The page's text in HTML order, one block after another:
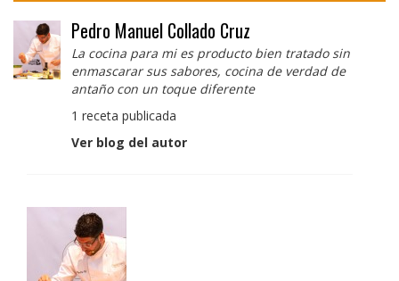
Pedro Manuel Collado Cruz
La cocina para mi es producto bien tratado sin
enmascarar sus sabores, cocina de verdad de
antaño con un toque diferente
1 receta publicada
Ver blog del autor